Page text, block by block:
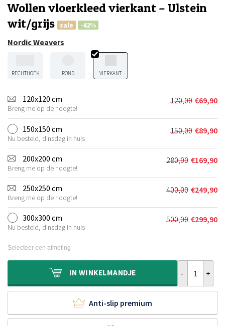
Wollen vloerkleed vierkant – Ulstein
wit/grijs
sale -42%
Nordic Weavers
RECHTHOEK ROND VIERKANT
120x120 cm
Breng me op de hoogte!
120,00
prijs
was:
€120,00.
€69,90
Huidige
prijs
is:
€69,90.
150x150 cm
Nu besteld, dinsdag in huis
150,00
prijs
was:
€150,00.
€89,90
Huidige
prijs
is:
€89,90.
200x200 cm
Breng me op de hoogte!
280,00
prijs
was:
€280,00.
€169,90
Huidige
prijs
is:
€169,90.
250x250 cm
Breng me op de hoogte!
400,00
prijs
was:
€400,00.
€249,90
Huidige
prijs
is:
€249,90.
300x300 cm
Nu besteld, dinsdag in huis
500,00 €299,90
Huidige
Selecteer een afmeting
IN WINKELMANDJE
Anti-slip premium